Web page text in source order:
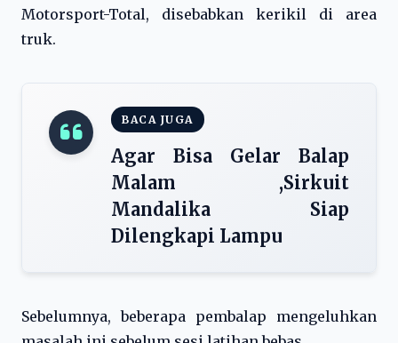
Motorsport-Total, disebabkan kerikil di area
truk.
BACA JUGA
Agar Bisa Gelar Balap
Malam ,Sirkuit
Mandalika Siap
Dilengkapi Lampu
Sebelumnya, beberapa pembalap mengeluhkan